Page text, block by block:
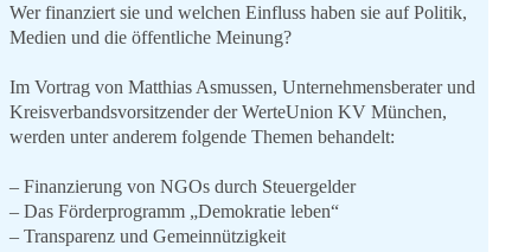
Wer finanziert sie und welchen Einfluss haben sie auf Politik,
Medien und die öffentliche Meinung?
Im Vortrag von Matthias Asmussen, Unternehmensberater und
Kreisverbandsvorsitzender der WerteUnion KV München,
werden unter anderem folgende Themen behandelt:
– Finanzierung von NGOs durch Steuergelder
– Das Förderprogramm „Demokratie leben“
– Transparenz und Gemeinnützigkeit